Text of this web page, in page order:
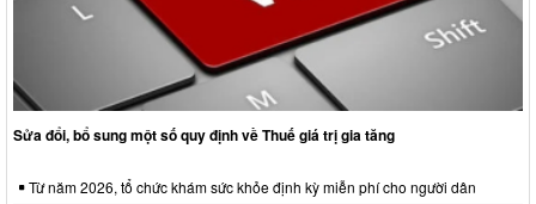
Sửa đổi, bổ sung một số quy định về Thuế giá trị gia tăng
Từ năm 2026, tổ chức khám sức khỏe định kỳ miễn phí cho người dân